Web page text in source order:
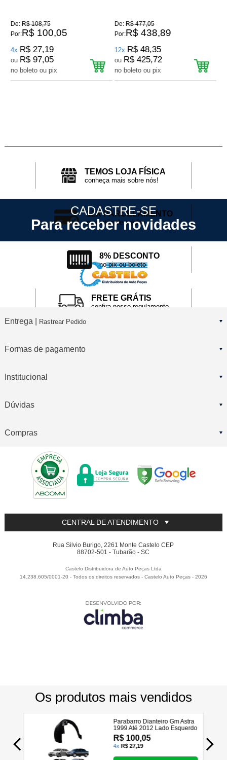
Utilizamos seus dados para analisar e personalizar nossa
De:R$ 108,75
Por:R$ 100,05
4x R$ 27,19
ou R$ 97,05
no boleto ou pix
De:R$ 477,05
Por:R$ 438,89
12x R$ 48,35
ou R$ 425,72
no boleto ou pix
TEMOS LOJA FÍSICA
conheça mais sobre nós!
12X PARCELAMENTO
no cartão de crédito
8% DESCONTO
no pix ou boleto
FRETE GRÁTIS
confira nosso regulamento
CADASTRE-SE
Para receber novidades
Entrega | Rastrear Pedido
Formas de pagamento
Institucional
Dúvidas
Compras
CENTRAL DE ATENDIMENTO
Rua Silvio Burigo, 2261 Monte Castelo CEP
88702-501 - Tubarão - SC
Castelo Distribuidora de Auto Peças Ltda
14.238.605/0001-20 - Todos os direitos reservados -Castelo Auto Peças -2026